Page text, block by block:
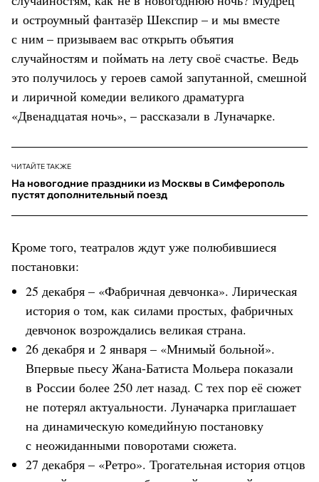
и остроумный фантазёр Шекспир – и мы вместе
с ним – призываем вас открыть объятия
случайностям и поймать на лету своё счастье. Ведь
это получилось у героев самой запутанной, смешной
и лиричной комедии великого драматурга
«Двенадцатая ночь», – рассказали в Луначарке.
ЧИТАЙТЕ ТАКЖЕ
На новогодние праздники из Москвы в Симферополь
пустят дополнительный поезд
Кроме того, театралов ждут уже полюбившиеся
постановки:
25 декабря – «Фабричная девчонка». Лирическая
история о том, как силами простых, фабричных
девчонок возрождались великая страна.
26 декабря и 2 января – «Мнимый больной».
Впервые пьесу Жана-Батиста Мольера показали
в России более 250 лет назад. С тех пор её сюжет
не потерял актуальности. Луначарка приглашает
на динамическую комедийную постановку
с неожиданными поворотами сюжета.
27 декабря – «Ретро». Трогательная история отцов